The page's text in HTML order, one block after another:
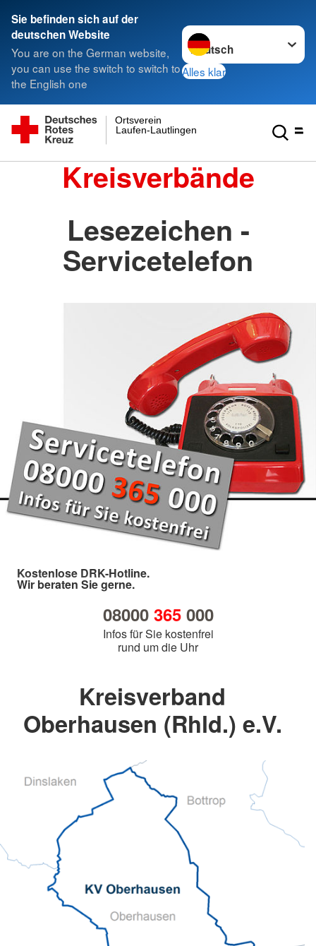
Sie befinden sich auf der
deutschen Website
You are on the German website,
you can use the switch to switch to
the English one
Sprache wechseln zu
Alles klar
Laufen-Lautlingen
Ortsverein
Kreisverbände
Lesezeichen -
Servicetelefon
Kostenlose DRK-Hotline.
Wir beraten Sie gerne.
08000 365000
Infos für Sie kostenfrei
rund um die Uhr
Kreisverband
Oberhausen (Rhld.) e.V.